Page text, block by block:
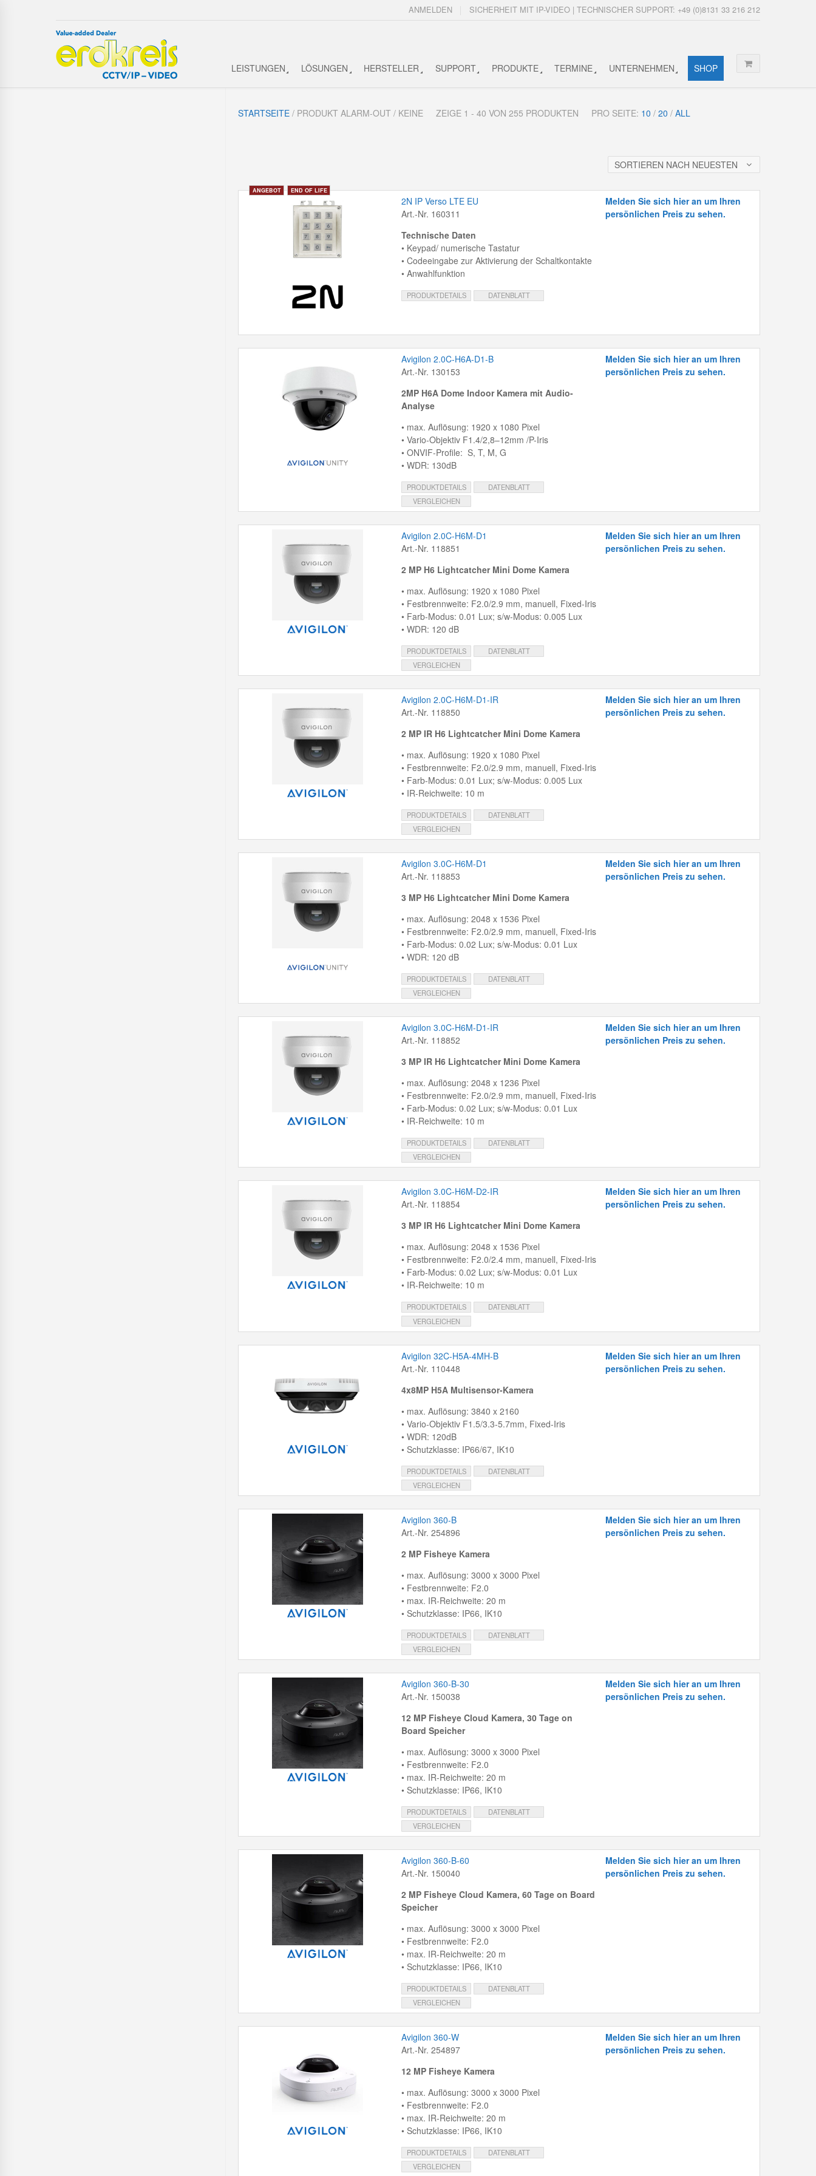
SICHERHEIT MIT IP-VIDEO | TECHNISCHER SUPPORT: +49 (0)8131 33 216 212
ANMELDEN
LEISTUNGEN LÖSUNGEN HERSTELLER SUPPORT PRODUKTE TERMINE UNTERNEHMEN SHOP
STARTSEITE / PRODUKT ALARM-OUT / KEINE ZEIGE 1 - 40 VON 255 PRODUKTEN PRO SEITE: 10 / 20 / ALL
SORTIEREN NACH NEUESTEN
2N IP Verso LTE EU
Art.-Nr. 160311
​​Technische Daten
• Keypad/ numerische Tastatur
• Codeeingabe zur Aktivierung der Schaltkontakte
• Anwahlfunktion
PRODUKTDETAILS DATENBLATT
Melden Sie sich hier an um Ihren
persönlichen Preis zu sehen.
Avigilon 2.0C-H6A-D1-B
Art.-Nr. 130153
2MP H6A Dome Indoor Kamera mit Audio-
Analyse
• max. Auflösung: 1920 x 1080 Pixel
• Vario-Objektiv F1.4/2,8–12mm /P-Iris
• ONVIF-Profile: S, T, M, G
• WDR: 130dB
PRODUKTDETAILS
DATENBLATT
VERGLEICHEN
Melden Sie sich hier an um Ihren
persönlichen Preis zu sehen.
Avigilon 2.0C-H6M-D1
Art.-Nr. 118851
2 MP H6 Lightcatcher Mini Dome Kamera
• max. Auflösung: 1920 x 1080 Pixel
• Festbrennweite: F2.0/2.9 mm, manuell, Fixed-Iris
• Farb-Modus: 0.01 Lux; s/w-Modus: 0.005 Lux
• WDR: 120 dB
PRODUKTDETAILS
DATENBLATT
VERGLEICHEN
Melden Sie sich hier an um Ihren
persönlichen Preis zu sehen.
Avigilon 2.0C-H6M-D1-IR
Art.-Nr. 118850
2 MP IR H6 Lightcatcher Mini Dome Kamera
• max. Auflösung: 1920 x 1080 Pixel
• Festbrennweite: F2.0/2.9 mm, manuell, Fixed-Iris
• Farb-Modus: 0.01 Lux; s/w-Modus: 0.005 Lux
• IR-Reichweite: 10 m
PRODUKTDETAILS
DATENBLATT
VERGLEICHEN
Melden Sie sich hier an um Ihren
persönlichen Preis zu sehen.
Avigilon 3.0C-H6M-D1
Art.-Nr. 118853
3 MP H6 Lightcatcher Mini Dome Kamera
• max. Auflösung: 2048 x 1536 Pixel
• Festbrennweite: F2.0/2.9 mm, manuell, Fixed-Iris
• Farb-Modus: 0.02 Lux; s/w-Modus: 0.01 Lux
• WDR: 120 dB
PRODUKTDETAILS
DATENBLATT
VERGLEICHEN
Melden Sie sich hier an um Ihren
persönlichen Preis zu sehen.
Avigilon 3.0C-H6M-D1-IR
Art.-Nr. 118852
3 MP IR H6 Lightcatcher Mini Dome Kamera
• max. Auflösung: 2048 x 1236 Pixel
• Festbrennweite: F2.0/2.9 mm, manuell, Fixed-Iris
• Farb-Modus: 0.02 Lux; s/w-Modus: 0.01 Lux
• IR-Reichweite: 10 m
PRODUKTDETAILS
DATENBLATT
VERGLEICHEN
Melden Sie sich hier an um Ihren
persönlichen Preis zu sehen.
Avigilon 3.0C-H6M-D2-IR
Art.-Nr. 118854
3 MP IR H6 Lightcatcher Mini Dome Kamera
• max. Auflösung: 2048 x 1536 Pixel
• Festbrennweite: F2.0/2.4 mm, manuell, Fixed-Iris
• Farb-Modus: 0.02 Lux; s/w-Modus: 0.01 Lux
• IR-Reichweite: 10 m
PRODUKTDETAILS
DATENBLATT
VERGLEICHEN
Melden Sie sich hier an um Ihren
persönlichen Preis zu sehen.
Avigilon 32C-H5A-4MH-B
Art.-Nr. 110448
4x8MP H5A Multisensor-Kamera
• max. Auflösung: 3840 x 2160
• Vario-Objektiv F1.5/3.3-5.7mm, Fixed-Iris
• WDR: 120dB
• Schutzklasse: IP66/67, IK10
PRODUKTDETAILS
DATENBLATT
VERGLEICHEN
Melden Sie sich hier an um Ihren
persönlichen Preis zu sehen.
Avigilon 360-B
Art.-Nr. 254896
2 MP Fisheye Kamera
• max. Auflösung: 3000 x 3000 Pixel
• Festbrennweite: F2.0
• max. IR-Reichweite: 20 m
• Schutzklasse: IP66, IK10
PRODUKTDETAILS
DATENBLATT
VERGLEICHEN
Melden Sie sich hier an um Ihren
persönlichen Preis zu sehen.
Avigilon 360-B-30
Art.-Nr. 150038
12 MP Fisheye Cloud Kamera, 30 Tage on
Board Speicher
• max. Auflösung: 3000 x 3000 Pixel
• Festbrennweite: F2.0
• max. IR-Reichweite: 20 m
• Schutzklasse: IP66, IK10
PRODUKTDETAILS
DATENBLATT
VERGLEICHEN
Melden Sie sich hier an um Ihren
persönlichen Preis zu sehen.
Avigilon 360-B-60
Art.-Nr. 150040
2 MP Fisheye Cloud Kamera, 60 Tage on Board
Speicher
• max. Auflösung: 3000 x 3000 Pixel
• Festbrennweite: F2.0
• max. IR-Reichweite: 20 m
• Schutzklasse: IP66, IK10
PRODUKTDETAILS
DATENBLATT
VERGLEICHEN
Melden Sie sich hier an um Ihren
persönlichen Preis zu sehen.
Avigilon 360-W
Art.-Nr. 254897
12 MP Fisheye Kamera
• max. Auflösung: 3000 x 3000 Pixel
• Festbrennweite: F2.0
• max. IR-Reichweite: 20 m
• Schutzklasse: IP66, IK10
PRODUKTDETAILS
DATENBLATT
VERGLEICHEN
Melden Sie sich hier an um Ihren
persönlichen Preis zu sehen.